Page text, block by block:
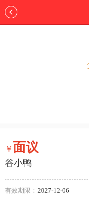
￥面议
谷小鸭
有效期限： 2027-12-06